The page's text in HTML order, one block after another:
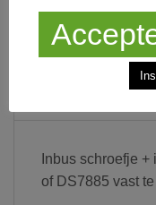
Inbus schroefje
of DS7885 vast